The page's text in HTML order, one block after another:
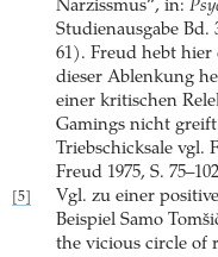
Narzissmus“, in:
Studienausgabe Bd.
61). Freud hebt hier
dieser Ablenkung
einer kritischen
Gamings nicht
Triebschicksale vgl.
Freud 1975, S.
[5]
Vgl. zu einer
Beispiel Samo
the vicious circle of